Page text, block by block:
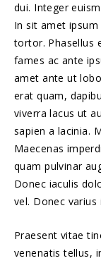
dui. Integer
In sit amet
tortor. Phasellus
fames ac ante
amet ante ut
erat quam,
viverra lacus ut
sapien a lacinia.
Maecenas
quam pulvinar
Donec iaculis
vel. Donec
Praesent vitae
venenatis tellus,